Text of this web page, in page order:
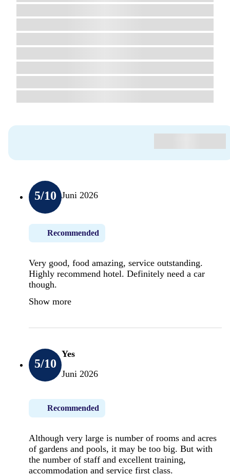
5/10 Juni 2026
Recommended
Very good, food amazing, service outstanding.
Highly recommend hotel. Definitely need a car
though.
Show more
5/10
Yes
Juni 2026
Recommended
Although very large is number of rooms and acres
of gardens and pools, it may be too big. But with
the number of staff and excellent training,
accommodation and service first class.